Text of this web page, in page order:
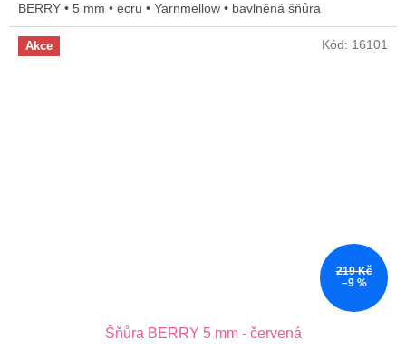
BERRY • 5 mm • ecru • Yarnmellow • bavlněná šňůra
Akce
219 Kč
–9 %
Šňůra BERRY 5 mm - červená
Kód: 16101